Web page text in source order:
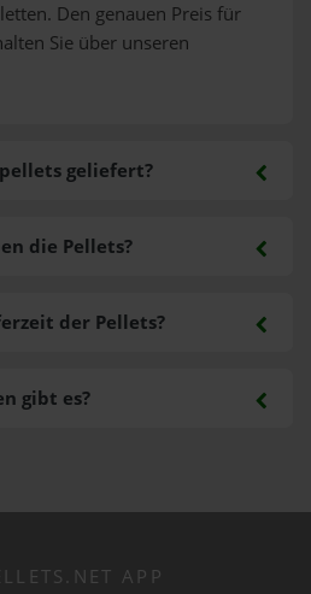
Den genauen Preis für
Sie über unseren
geliefert?
gibt es?
die Pellets?
der Pellets?
APP